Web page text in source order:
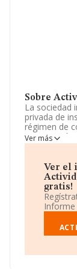
Sobre
La sociedad
privada de
régimen de
participación
sociedades
registrada
es 'Gestión
9311. La
exteriores.
La
,
Ver más
Ver el
gratis!
Informe